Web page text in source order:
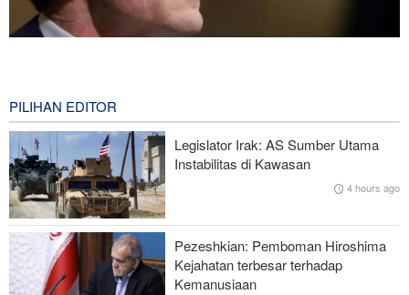
Hulu Ledak Manuver dan Antena Anti-Jamming: Lonjakan
Kualitatif Rudal Kheibar Shekan
Zolghadr: Selat Hormuz Hanya Akan Dibuka Jika AS Perbaiki
Perilaku—Ini 6 Syaratnya!
Norouzi: Jurnalis Berdiri di Titik Pertemuan antara Realitas dan
Opini Publik
PILIHAN EDITOR
Legislator Irak: AS Sumber Utama
Instabilitas di Kawasan
4 hours ago
Pezeshkian: Pemboman Hiroshima
Kejahatan terbesar terhadap
Kemanusiaan